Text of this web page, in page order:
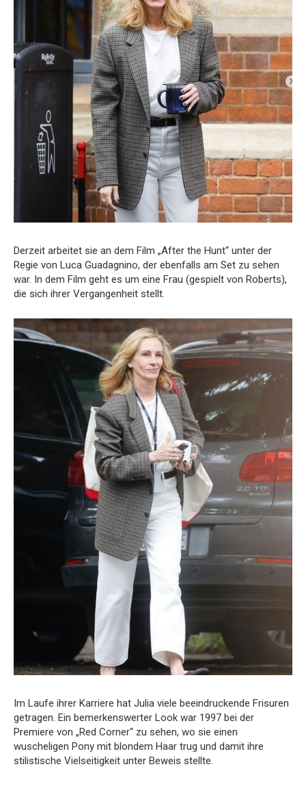
Derzeit arbeitet sie an dem Film „After the Hunt“ unter der
Regie von Luca Guadagnino, der ebenfalls am Set zu sehen
war. In dem Film geht es um eine Frau (gespielt von Roberts),
die sich ihrer Vergangenheit stellt.
Im Laufe ihrer Karriere hat Julia viele beeindruckende Frisuren
getragen. Ein bemerkenswerter Look war 1997 bei der
Premiere von „Red Corner“ zu sehen, wo sie einen
wuscheligen Pony mit blondem Haar trug und damit ihre
stilistische Vielseitigkeit unter Beweis stellte.